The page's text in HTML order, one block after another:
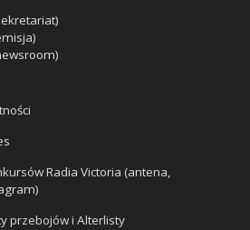
Radia Victoria (antena,
przebojów i Alterlisty